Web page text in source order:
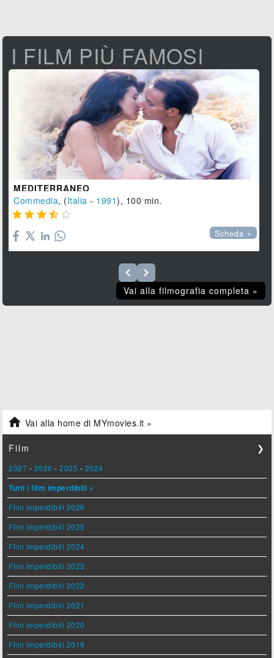
I FILM PIÙ FAMOSI
MEDITERRANEO
Commedia, (Italia - 1991), 100 min.
    
Scheda »
Vai alla filmografia completa »
 Vai alla home di MYmovies.it »
Film ❯
2027 - 2026 -2025 - 2024
Tutti i film imperdibili »
Film imperdibili 2026
Film imperdibili 2025
Film imperdibili 2024
Film imperdibili 2023
Film imperdibili 2022
Film imperdibili 2021
Film imperdibili 2020
Film imperdibili 2019